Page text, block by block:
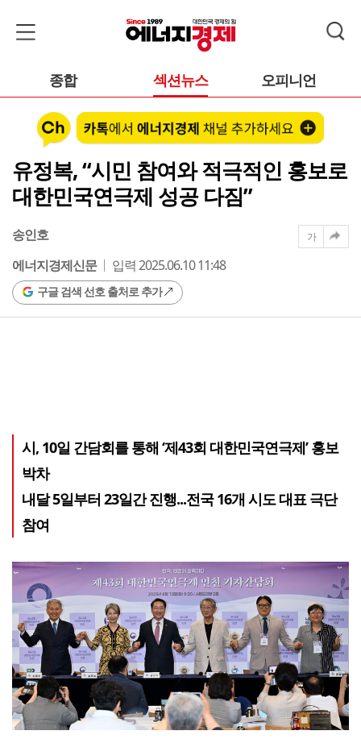
종합 섹션뉴스 오피니언
유정복, “시민 참여와 적극적인 홍보로
대한민국연극제 성공 다짐”
송인호
에너지경제신문
입력 2025.06.10 11:48
구글 검색 선호 출처로 추가
가
시, 10일 간담회를 통해 ‘제43회 대한민국연극제’ 홍보
박차
내달 5일부터 23일간 진행...전국 16개 시도 대표 극단
참여